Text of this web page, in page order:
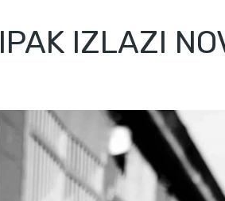
IPAK IZLAZI